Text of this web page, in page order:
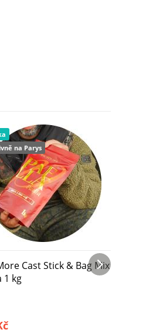
na Parys
Cast Stick & Bag Mix
1 kg